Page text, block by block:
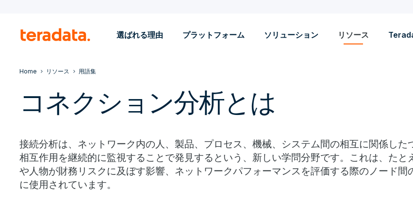
選ばれる理由 プラットフォーム ソリューション リソース
Home リソース 用語集
コネクション分析とは
接続分析は、ネットワーク内の人、製品、プロセス、機械、システム間の相互に関係し
相互作用を継続的に監視することで発見するという、新しい学問分野です。これは、た
や人物が財務リスクに及ぼす影響、ネットワークパフォーマンスを評価する際のノード
に使用されています。